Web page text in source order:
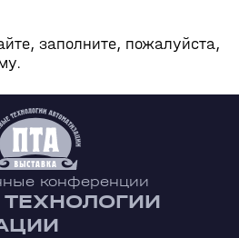
заполните, пожалуйста,
конференции